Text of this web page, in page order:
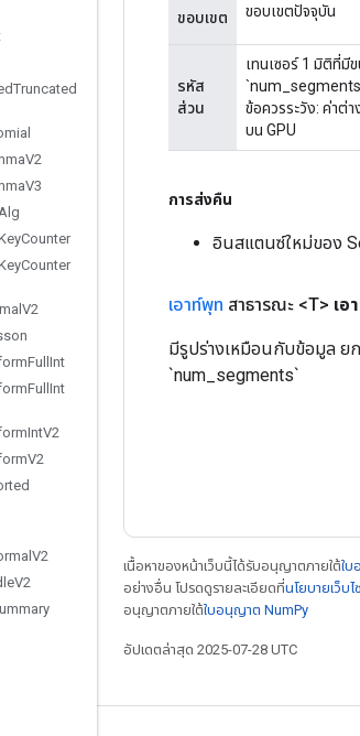
Truncated
V2
V3
Counter
Counter
V2
Full Int
Full Int
IntV2
V2
V2
V2
ขอบเขต ขอบเขตปัจจุบัน
รหัส
ส่วน
เทนเซอร์ 1 มิติที่มี
ข้อควรระวัง: ค่าต่
บน GPU
การส่งคืน
อินสแตนซ์ใหม่ของ
เอาท์พุท สาธารณะ <T> เอ
มีรูปร่างเหมือนกับข้อมูล ย
`num_segments`
เนื้อหาของหน้าเว็บนี้ได้รับอนุญาตภายใต้ใบ
อย่างอื่น โปรดดูรายละเอียดที่นโยบายเว็บ
อนุญาตภายใต้ใบอนุญาต NumPy
อัปเดตล่าสุด 2025-07-28 UTC